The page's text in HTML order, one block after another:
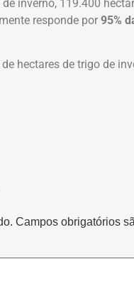
inverno, 119.400
responde por 95%
hectares de trigo de
Campos obrigatórios